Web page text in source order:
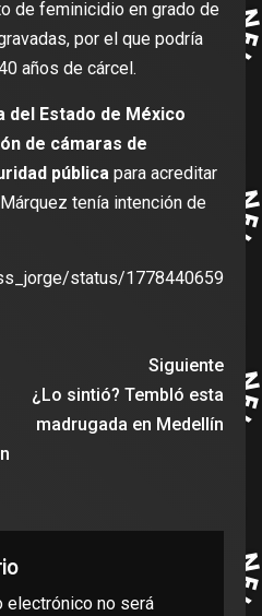
de feminicidio en grado de
por el que podría
años de cárcel.
del Estado de México
de cámaras de
pública para acreditar
tenía intención de
status/1778440659
Siguiente
¿Lo sintió? Tembló esta
madrugada en Medellín
electrónico no será